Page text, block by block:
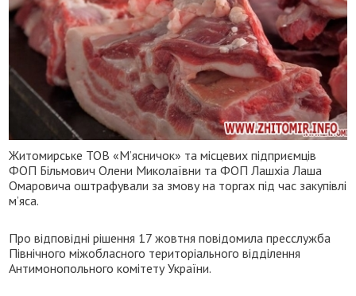
Житомирське ТОВ «М’ясничок» та місцевих підприємців
ФОП Більмович Олени Миколаївни та ФОП Лашхіа Лаша
Омаровича оштрафували за змову на торгах під час закупівлі
м’яса.
Про відповідні рішення 17 жовтня повідомила пресслужба
Північного міжобласного територіального відділення
Антимонопольного комітету України.